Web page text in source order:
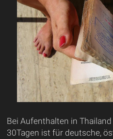
Bei Aufenthalten in
30Tagen ist für deutsche,